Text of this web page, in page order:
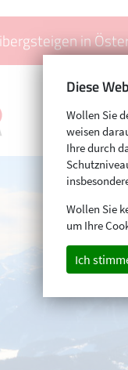
in
Diese
Wollen Sie
weisen
Ihre durch
Wollen Sie
um Ihre
Ich